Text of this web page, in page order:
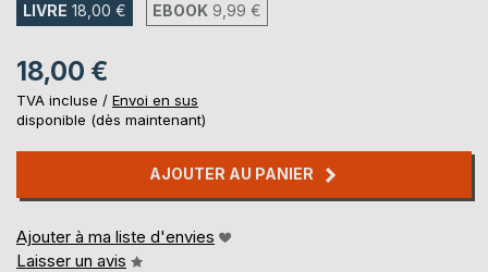
LIVRE 18,00 € EBOOK 9,99 €
18,00 €
TVA incluse / Envoi en sus
disponible (dès maintenant)
AJOUTER AU PANIER
Ajouter à ma liste d'envies
Laisser un avis